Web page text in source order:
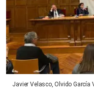
Javier Velasco, Olvido García